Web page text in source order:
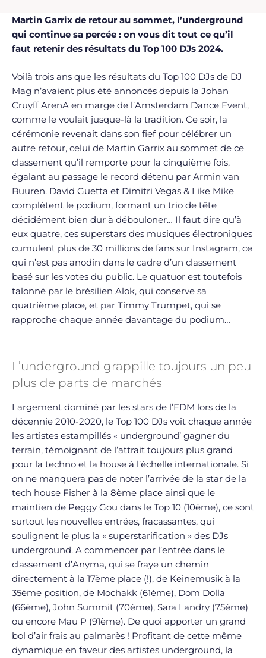
Martin Garrix de retour au sommet, l’underground
qui continue sa percée : on vous dit tout ce qu’il
faut retenir des résultats du Top 100 DJs 2024.
Voilà trois ans que les résultats du Top 100 DJs de DJ
Mag n’avaient plus été annoncés depuis la Johan
Cruyff ArenA en marge de l’Amsterdam Dance Event,
comme le voulait jusque-là la tradition. Ce soir, la
cérémonie revenait dans son fief pour célébrer un
autre retour, celui de Martin Garrix au sommet de ce
classement qu’il remporte pour la cinquième fois,
égalant au passage le record détenu par Armin van
Buuren. David Guetta et Dimitri Vegas & Like Mike
complètent le podium, formant un trio de tête
décidément bien dur à débouloner… Il faut dire qu’à
eux quatre, ces superstars des musiques électroniques
cumulent plus de 30 millions de fans sur Instagram, ce
qui n’est pas anodin dans le cadre d’un classement
basé sur les votes du public. Le quatuor est toutefois
talonné par le brésilien Alok, qui conserve sa
quatrième place, et par Timmy Trumpet, qui se
rapproche chaque année davantage du podium…
L’underground grappille toujours un peu
plus de parts de marchés
Largement dominé par les stars de l’EDM lors de la
décennie 2010-2020, le Top 100 DJs voit chaque année
les artistes estampillés « underground’ gagner du
terrain, témoignant de l’attrait toujours plus grand
pour la techno et la house à l’échelle internationale. Si
on ne manquera pas de noter l’arrivée de la star de la
tech house Fisher à la 8ème place ainsi que le
maintien de Peggy Gou dans le Top 10 (10ème), ce sont
surtout les nouvelles entrées, fracassantes, qui
soulignent le plus la « superstarification » des DJs
underground. A commencer par l’entrée dans le
classement d’Anyma, qui se fraye un chemin
directement à la 17ème place (!), de Keinemusik à la
35ème position, de Mochakk (61ème), Dom Dolla
(66ème), John Summit (70ème), Sara Landry (75ème)
ou encore Mau P (91ème). De quoi apporter un grand
bol d’air frais au palmarès ! Profitant de cette même
dynamique en faveur des artistes underground, la